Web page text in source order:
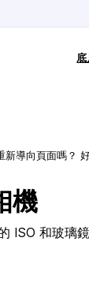
底
新導向頁面嗎？
機
ISO 和玻璃